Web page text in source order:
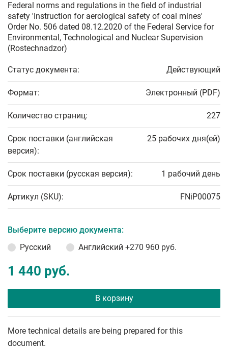
Federal norms and regulations in the field of industrial
safety 'Instruction for aerological safety of coal mines'
Order No. 506 dated 08.12.2020 of the Federal Service for
Environmental, Technological and Nuclear Supervision
(Rostechnadzor)
Статус документа: Действующий
Формат: Электронный (PDF)
Количество страниц: 227
Срок поставки (английская
версия):
25 рабочих дня(ей)
Срок поставки (русская версия): 1 рабочий день
Артикул (SKU): FNiP00075
Выберите версию документа:
Русский
Английский +270 960 руб.
1 440 руб.
В корзину
More technical details are being prepared for this
document.